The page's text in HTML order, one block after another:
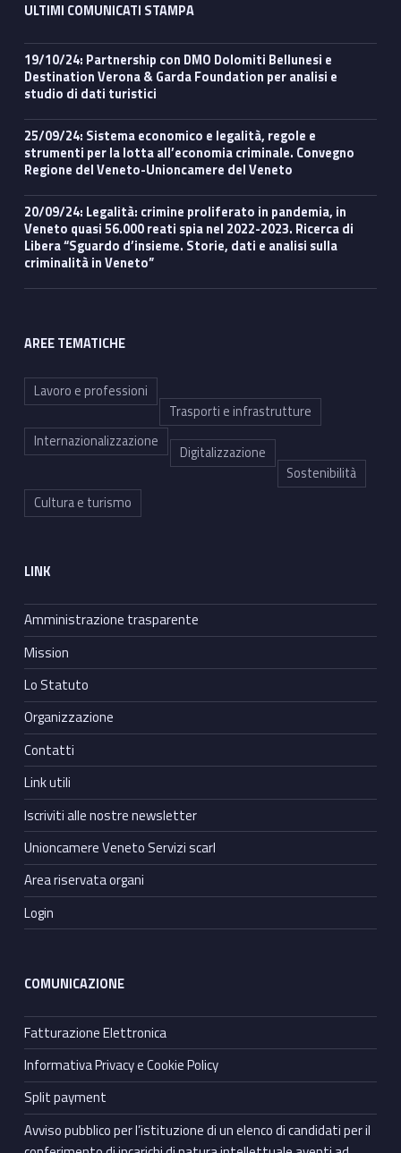
ULTIMI COMUNICATI STAMPA
19/10/24: Partnership con DMO Dolomiti Bellunesi e
Destination Verona & Garda Foundation per analisi e
studio di dati turistici
25/09/24: Sistema economico e legalità, regole e
strumenti per la lotta all’economia criminale. Convegno
Regione del Veneto-Unioncamere del Veneto
20/09/24: Legalità: crimine proliferato in pandemia, in
Veneto quasi 56.000 reati spia nel 2022-2023. Ricerca di
Libera “Sguardo d’insieme. Storie, dati e analisi sulla
criminalità in Veneto”
AREE TEMATICHE
Lavoro e professioni
Trasporti e infrastrutture
Internazionalizzazione
Digitalizzazione
Sostenibilità
Cultura e turismo
LINK
Amministrazione trasparente
Mission
Lo Statuto
Organizzazione
Contatti
Link utili
Iscriviti alle nostre newsletter
Unioncamere Veneto Servizi scarl
Area riservata organi
Login
COMUNICAZIONE
Fatturazione Elettronica
Informativa Privacy e Cookie Policy
Split payment
Avviso pubblico per l’istituzione di un elenco di candidati per il